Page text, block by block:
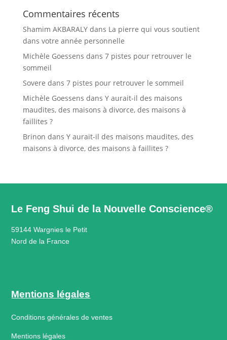
Commentaires récents
Shamim AKBARALYdans La pierre qui vous soutient
dans votre année personnelle
Michèle Goessens dans 7 pistes pour retrouver le
sommeil
Sovere dans 7 pistes pour retrouver le sommeil
Michèle Goessens dans Y aurait-il des maisons
maudites, des maisons à divorce, des maisons à
faillites ?
Brinon dans Y aurait-il des maisons maudites, des
maisons à divorce, des maisons à faillites ?
Le Feng Shui de la Nouvelle Conscience®
59144 Wargnies le Petit
Nord de la France
Mentions légales
Conditions générales de ventes
Mentions légales